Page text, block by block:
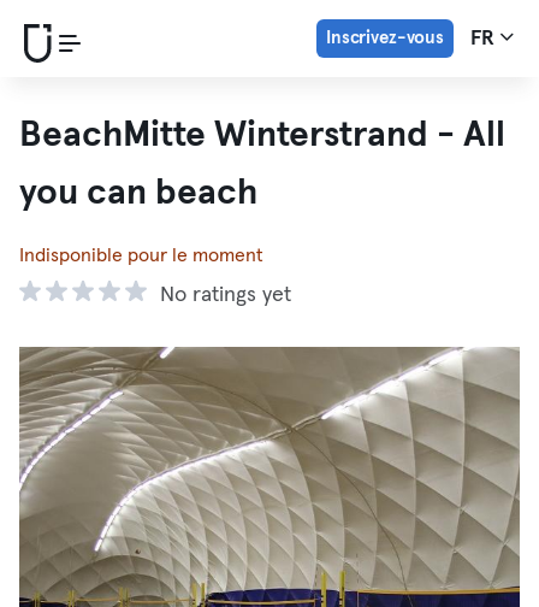
Inscrivez-vous FR
BeachMitte Winterstrand - All
you can beach
Indisponible pour le moment
No ratings yet